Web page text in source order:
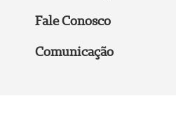
Fale Conosco
Comunicação